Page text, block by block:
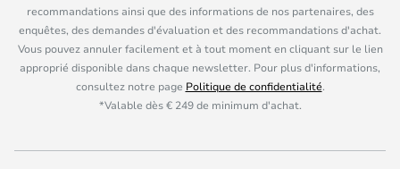
recommandations ainsi que des informations de nos partenaires, des
enquêtes, des demandes d'évaluation et des recommandations d'achat.
Vous pouvez annuler facilement et à tout moment en cliquant sur le lien
approprié disponible dans chaque newsletter. Pour plus d'informations,
consultez notre page Politique de confidentialité.
*Valable dès € 249 de minimum d'achat.